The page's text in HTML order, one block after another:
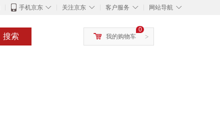
◇
手机京东 ◇
关注京东 ◇
客户服务 ◇
网站导航
搜索 >
0
我的购物车